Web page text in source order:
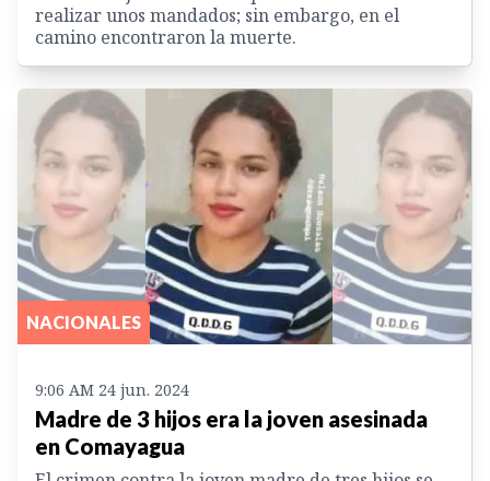
realizar unos mandados; sin embargo, en el
camino encontraron la muerte.
NACIONALES
9:06 AM 24 jun. 2024
Madre de 3 hijos era la joven asesinada
en Comayagua